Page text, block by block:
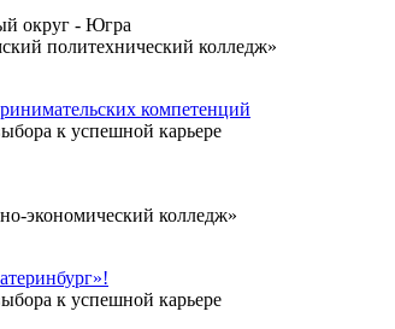
округ - Югра
политехнический колледж»
компетенций
к успешной карьере
экономический колледж»
к успешной карьере